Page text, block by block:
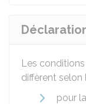
Les
diffèrent selon
pour la